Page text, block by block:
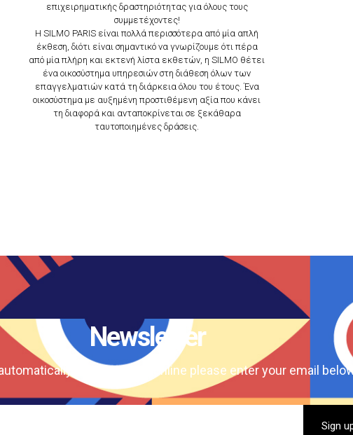
επιχειρηματικής δραστηριότητας για όλους τους
συμμετέχοντες!
Η SILMO PARIS είναι πολλά περισσότερα από μία απλή
έκθεση, διότι είναι σημαντικό να γνωρίζουμε ότι πέρα
από μία πλήρη και εκτενή λίστα εκθετών, η SILMO θέτει
ένα οικοσύστημα υπηρεσιών στη διάθεση όλων των
επαγγελματιών κατά τη διάρκεια όλου του έτους. Ένα
οικοσύστημα με αυξημένη προστιθέμενη αξία που κάνει
τη διαφορά και ανταποκρίνεται σε ξεκάθαρα
ταυτοποιημένες δράσεις.
Newsletter
our magazine online please enter your email below.